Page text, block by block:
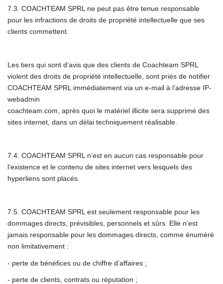
7.3. COACHTEAM SPRL ne peut pas être tenue responsable
pour les infractions de droits de propriété intellectuelle que ses
clients commettent.
Les tiers qui sont d’avis que des clients de Coachteam SPRL
violent des droits de propriété intellectuelle, sont priés de notifier
COACHTEAM SPRL immédiatement via un e-mail à l’adresse IP-
webadmin
coachteam.com, après quoi le matériel illicite sera supprimé des
sites internet, dans un délai techniquement réalisable.
7.4. COACHTEAM SPRL n’est en aucun cas responsable pour
l’existence et le contenu de sites internet vers lesquels des
hyperliens sont placés.
7.5. COACHTEAM SPRL est seulement responsable pour les
dommages directs, prévisibles, personnels et sûrs. Elle n’est
jamais responsable pour les dommages directs, comme énuméré
non limitativement :
- perte de bénéfices ou de chiffre d’affaires ;
- perte de clients, contrats ou réputation ;